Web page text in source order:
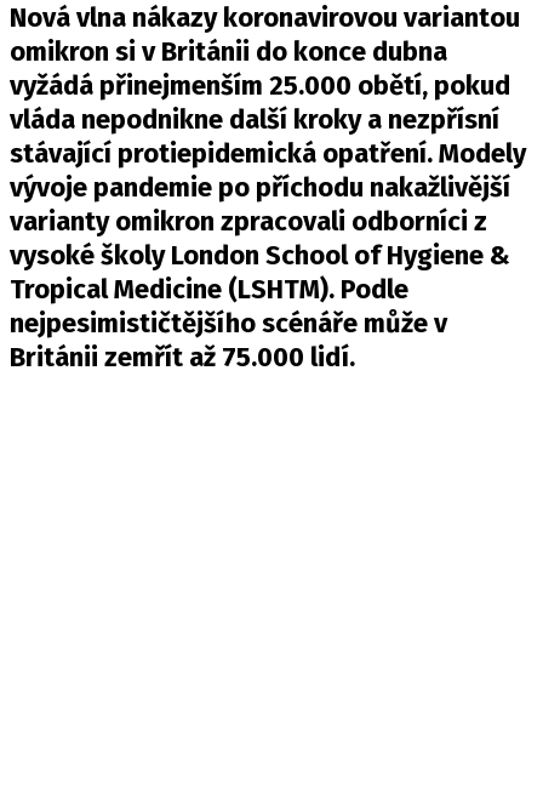
KONTAKT
VYDAVATEL
INZERCE
OSOBNÍ ÚDAJE / COOKIES
VOLNÁ MÍSTA
Provozovatelem serveru newsbox.cz je
INCORP MEDIA GROUP s.r.o., IČ: 118 23 054
Nová vlna nákazy koronavirovou variantou
omikron si v Británii do konce dubna
vyžádá přinejmenším 25.000 obětí, pokud
vláda nepodnikne další kroky a nezpřísní
stávající protiepidemická opatření. Modely
vývoje pandemie po příchodu nakažlivější
varianty omikron zpracovali odborníci z
vysoké školy London School of Hygiene &
Tropical Medicine (LSHTM). Podle
nejpesimističtějšího scénáře může v
Británii zemřít až 75.000 lidí.